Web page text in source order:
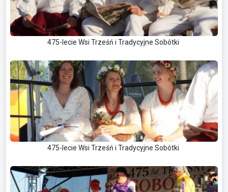
475-lecie Wsi Trześń i Tradycyjne Sobótki
475-lecie Wsi Trześń i Tradycyjne Sobótki